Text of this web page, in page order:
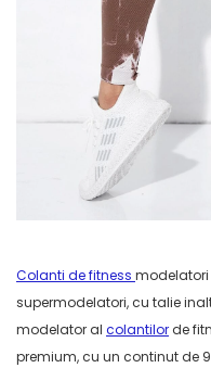
Colanti de fitness modelatori
supermodelatori, cu talie
modelator al colantilorde
premium, cu un continut de